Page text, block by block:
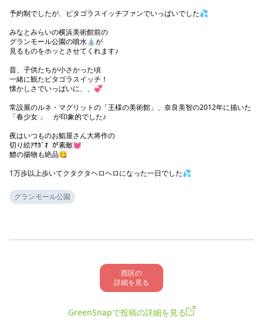
予約制でしたが、ピタゴラスイッチファンでいっぱいでした💦
みなとみらいの横浜美術館前の
グランモール公園の噴水⛲️が
見るものをホッとさせてくれます♪
昔、子供たちが小さかった頃
一緒に観たピタゴラスイッチ！
懐かしさでいっぱいに、、💞
常設展のルネ・マグリットの「王様の美術館」、奈良美智の2012年に描いた
「春少女 」　が印象的でした♪
夜はいつものお鮨屋さん大将作の
切り絵ｱｻｶﾞｵ  が素敵💓
鱧の揚物も絶品😋
グランモール公園
西区の
詳細を見る
GreenSnapで投稿の詳細を見る